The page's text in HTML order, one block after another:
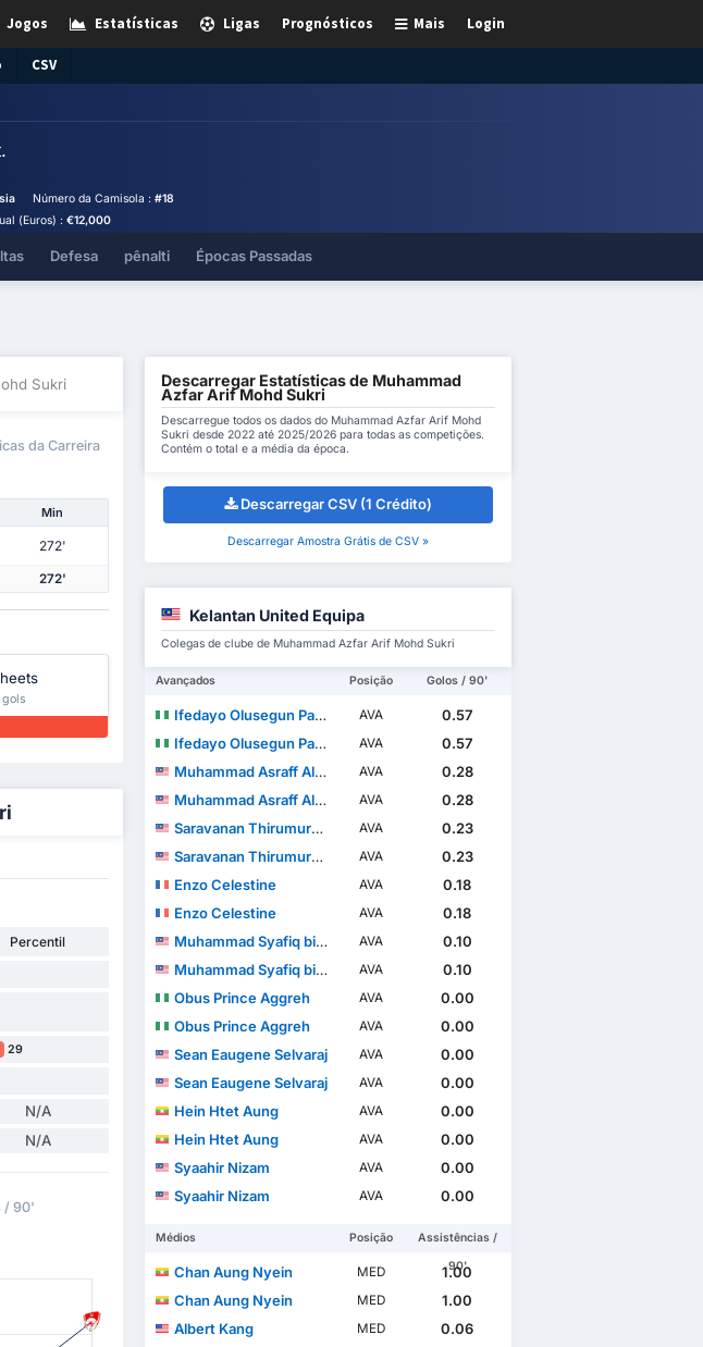
Login
Mais
Prognósticos
Ligas
Estatísticas
Jogos
CSV
Número da Camisola : #18
(Euros) : €12,000
Defesa pênalti Épocas Passadas
Sukri
da Carreira
Min
272'
272'
Percentil
29
N/A
N/A
/ 90'
Descarregar Estatísticas de Muhammad
Azfar Arif Mohd Sukri
Descarregue todos os dados do Muhammad Azfar Arif Mohd
Sukri desde 2022 até 2025/2026 para todas as competições.
Contém o total e a média da época.
Descarregar CSV (1 Crédito)
Descarregar Amostra Grátis de CSV »
Kelantan United Equipa
Colegas de clube de Muhammad Azfar Arif Mohd Sukri
Avançados Posição Golos / 90'
Ifedayo Olusegun Patrick Omosuyi AVA
0.57
Ifedayo Olusegun Patrick Omosuyi
AVA
0.57
Muhammad Asraff Aliffuddin bin Yasin
AVA
0.28
Muhammad Asraff Aliffuddin bin Yasin
AVA
0.28
Saravanan Thirumurugan
AVA
0.23
Saravanan Thirumurugan
AVA
0.23
Enzo Celestine
AVA
0.18
Enzo Celestine
AVA
0.18
Muhammad Syafiq bin Ismail
AVA
0.10
Muhammad Syafiq bin Ismail
AVA
0.10
Obus Prince Aggreh
AVA
0.00
Obus Prince Aggreh
AVA
0.00
Sean Eaugene Selvaraj
AVA
0.00
Sean Eaugene Selvaraj
AVA
0.00
Hein Htet Aung
AVA
0.00
Hein Htet Aung
AVA
0.00
Syaahir Nizam
AVA
0.00
Syaahir Nizam
AVA 0.00
Médios Posição
Assistências /
90'
Chan Aung Nyein MED
1.00
Chan Aung Nyein
MED
1.00
Albert Kang
MED
0.06